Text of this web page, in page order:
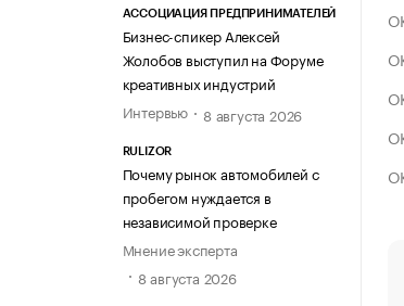
АССОЦИАЦИЯ ПРЕДПРИНИМАТЕЛЕЙ
Бизнес-спикер Алексей
Жолобов выступил на Форуме
креативных индустрий
Интервью
8 августа 2026
RULIZOR
Почему рынок автомобилей с
пробегом нуждается в
независимой проверке
Мнение эксперта
8 августа 2026